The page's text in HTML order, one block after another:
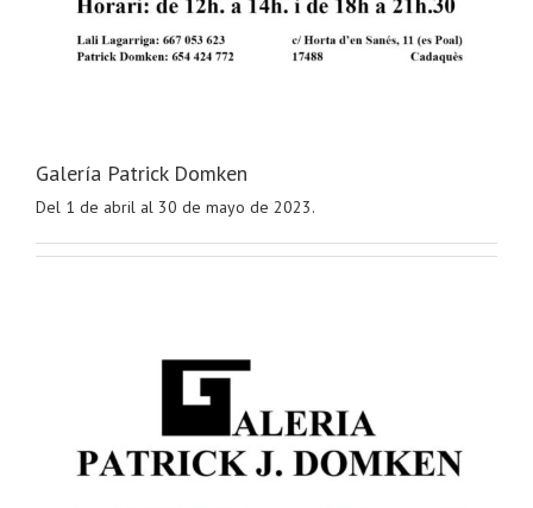
Galería Patrick Domken
Del 1 de abril al 30 de mayo de 2023.